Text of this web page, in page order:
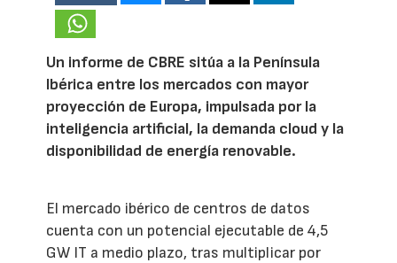
Un informe de CBRE sitúa a la Península
Ibérica entre los mercados con mayor
proyección de Europa, impulsada por la
inteligencia artificial, la demanda cloud y la
disponibilidad de energía renovable.
El mercado ibérico de centros de datos
cuenta con un potencial ejecutable de 4,5
GW IT a medio plazo, tras multiplicar por